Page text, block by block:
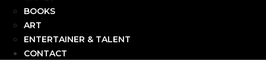
BOOKS
ART
ENTERTAINER & TALENT
CONTACT